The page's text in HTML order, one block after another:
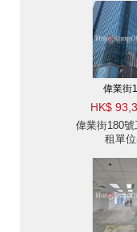
偉業街
HK$
偉業街180
租單